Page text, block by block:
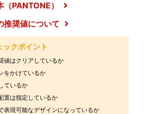
PANTONE）
推奨値について
クポイント
値はクリアしているか
をかけているか
ているか
置は指定しているか
表現可能なデザインになっているか